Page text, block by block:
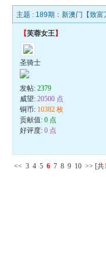
主题 : 189期：新澳门【致富
【芙蓉女王】
圣骑士
发帖:2379
威望:20500 点
铜币: 10382 枚
贡献值:0 点
好评度:0 点
<< 3 4 5 6 7 8 9 10 >> [共